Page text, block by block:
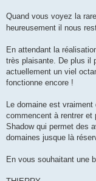
Quand vous voyez la
heureusement il nous
En attendant la
très plaisante. De plus il
actuellement un viel
fonctionne encore !
Le domaine est
commencent à rentrer et
Shadow qui permet des
domaines jusque là
En vous souhaitant une